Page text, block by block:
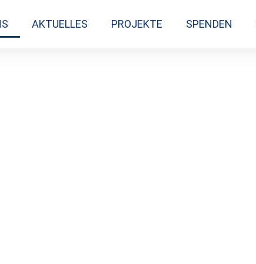
AKTUELLES PROJEKTE SPENDEN